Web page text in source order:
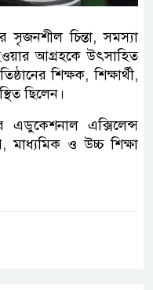
সৃজনশীল চিন্তা, সমস্যা
আগ্রহকে উৎসাহিত
শিক্ষক, শিক্ষার্থী,
ছিলেন।
এডুকেশনাল এক্সিলেন্স
মাধ্যমিক ও উচ্চ শিক্ষা